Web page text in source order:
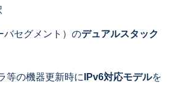
バセグメント）のデュアルスタック
等の機器更新時に IPv6対応モデルを